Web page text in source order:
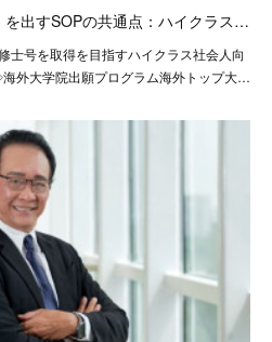
出すSOPの共通点：ハイクラス…
士号を取得を目指すハイクラス社会人向
外大学院出願プログラム海外トップ大…